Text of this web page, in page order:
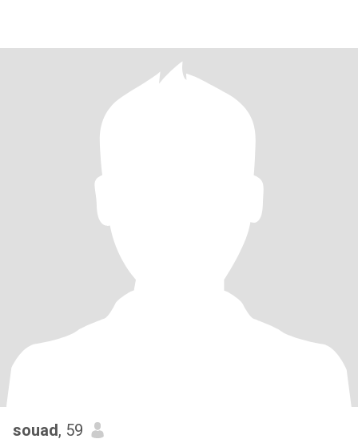
souad, 59